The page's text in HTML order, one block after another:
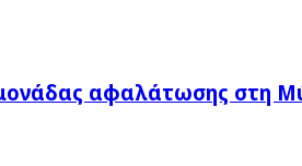
μονάδας αφαλάτωσης στη